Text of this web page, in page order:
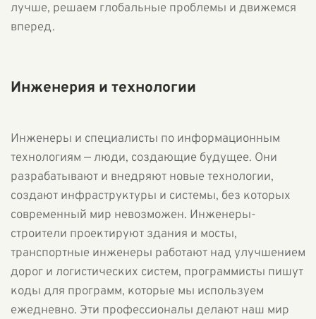
лучше, решаем глобальные проблемы и движемся
вперед.
Инженерия и технологии
Инженеры и специалисты по информационным
технологиям — люди, создающие будущее. Они
разрабатывают и внедряют новые технологии,
создают инфраструктуры и системы, без которых
современный мир невозможен. Инженеры-
строители проектируют здания и мосты,
транспортные инженеры работают над улучшением
дорог и логистических систем, программисты пишут
коды для программ, которые мы используем
ежедневно. Эти профессионалы делают наш мир